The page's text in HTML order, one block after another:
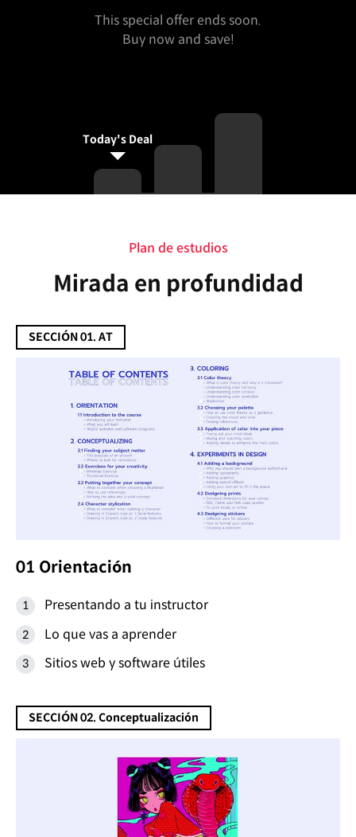
This special offer ends soon.
Buy now and save!
Today's Deal
Plan de estudios
Mirada en profundidad
SECCIÓN 01. AT
01 Orientación
Presentando a tu instructor
Lo que vas a aprender
Sitios web y software útiles
SECCIÓN 02. Conceptualización